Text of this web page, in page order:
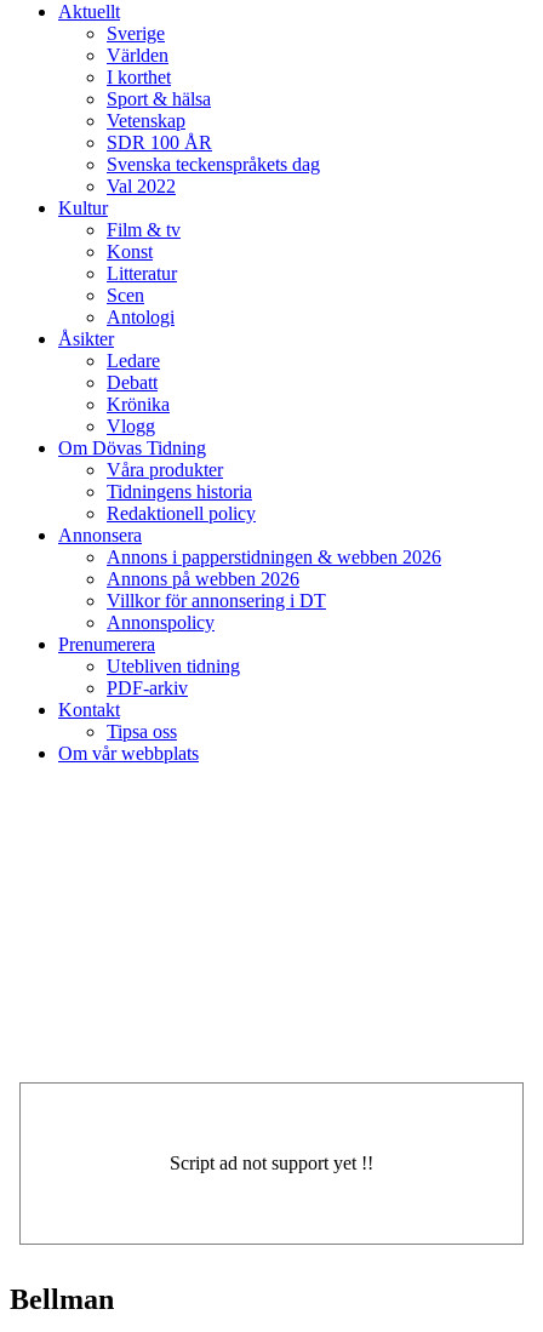
Aktuellt
Sverige
Världen
I korthet
Sport & hälsa
Vetenskap
SDR 100 ÅR
Svenska teckenspråkets dag
Val 2022
Kultur
Film & tv
Konst
Litteratur
Scen
Antologi
Åsikter
Ledare
Debatt
Krönika
Vlogg
Om Dövas Tidning
Våra produkter
Tidningens historia
Redaktionell policy
Annonsera
Annons i papperstidningen & webben 2026
Annons på webben 2026
Villkor för annonsering i DT
Annonspolicy
Prenumerera
Utebliven tidning
PDF-arkiv
Kontakt
Tipsa oss
Om vår webbplats
Bellman